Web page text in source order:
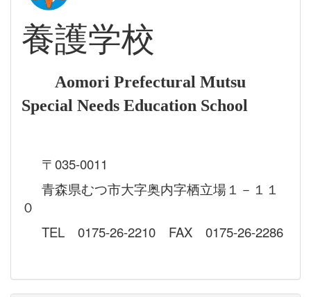
養護学校
Aomori Prefectural Mutsu
Special Needs Education School
〒035-0011
青森県むつ市大字奥内字栖立場１－１１
０
TEL 0175-26-2210 FAX 0175-26-2286